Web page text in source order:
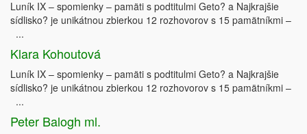
Luník IX – spomienky – pamäti s podtitulmi Geto? a Najkrajšie
sídlisko? je unikátnou zbierkou 12 rozhovorov s 15 pamätníkmi –
...
Klara Kohoutová
Luník IX – spomienky – pamäti s podtitulmi Geto? a Najkrajšie
sídlisko? je unikátnou zbierkou 12 rozhovorov s 15 pamätníkmi –
...
Peter Balogh ml.